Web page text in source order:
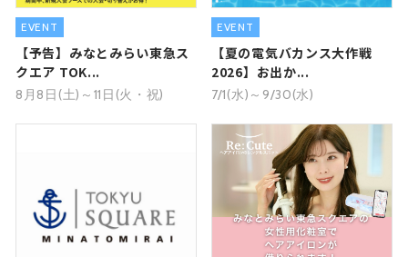
EVENT
【予告】みなとみらい東急ス
クエア TOK...
8月8日(土)～11日(火・祝)
EVENT
【夏の電気バカンス大作戦
2026】お出か...
7/1(水)～9/30(水)